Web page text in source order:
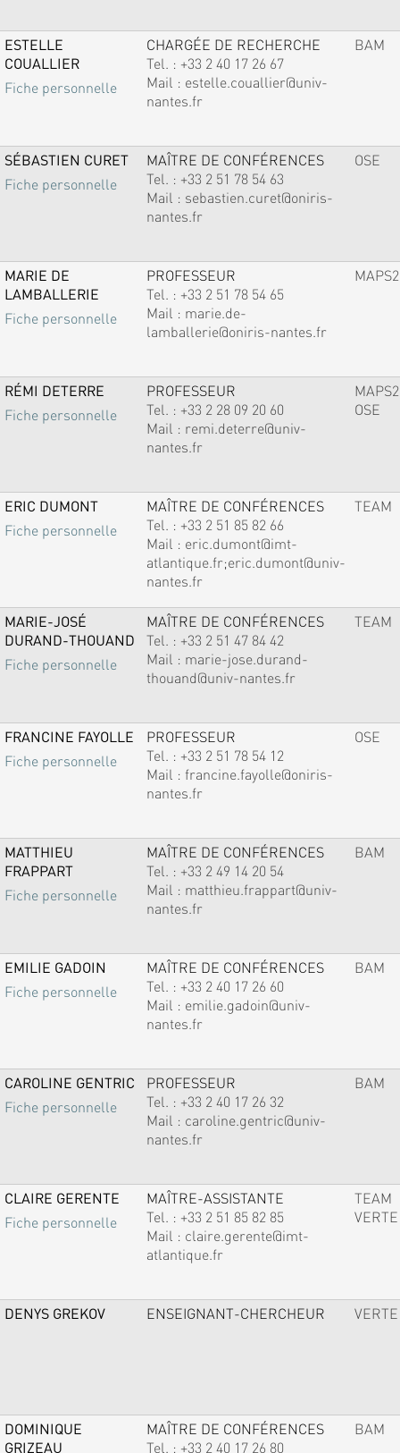
ESTELLE
COUALLIER
Fiche personnelle
CHARGÉE DE RECHERCHE
Tel. : +33 2 40 17 26 67
Mail : estelle.couallier@univ-
nantes.fr
BAM
SÉBASTIEN CURET
Fiche personnelle
MAÎTRE DE CONFÉRENCES
Tel. : +33 2 51 78 54 63
Mail : sebastien.curet@oniris-
nantes.fr
OSE
MARIE DE
LAMBALLERIE
Fiche personnelle
PROFESSEUR
Tel. : +33 2 51 78 54 65
Mail : marie.de-
lamballerie@oniris-nantes.fr
MAPS2
RÉMI DETERRE
Fiche personnelle
PROFESSEUR
Tel. : +33 2 28 09 20 60
Mail : remi.deterre@univ-
nantes.fr
MAPS2
OSE
ERIC DUMONT
Fiche personnelle
MAÎTRE DE CONFÉRENCES
Tel. : +33 2 51 85 82 66
Mail : eric.dumont@imt-
atlantique.fr;eric.dumont@univ-
nantes.fr
TEAM
MARIE-JOSÉ
DURAND-THOUAND
Fiche personnelle
MAÎTRE DE CONFÉRENCES
Tel. : +33 2 51 47 84 42
Mail : marie-jose.durand-
thouand@univ-nantes.fr
TEAM
FRANCINE FAYOLLE
Fiche personnelle
PROFESSEUR
Tel. : +33 2 51 78 54 12
Mail : francine.fayolle@oniris-
nantes.fr
OSE
MATTHIEU
FRAPPART
Fiche personnelle
MAÎTRE DE CONFÉRENCES
Tel. : +33 2 49 14 20 54
Mail : matthieu.frappart@univ-
nantes.fr
BAM
EMILIE GADOIN
Fiche personnelle
MAÎTRE DE CONFÉRENCES
Tel. : +33 2 40 17 26 60
Mail : emilie.gadoin@univ-
nantes.fr
BAM
CAROLINE GENTRIC
Fiche personnelle
PROFESSEUR
Tel. : +33 2 40 17 26 32
Mail : caroline.gentric@univ-
nantes.fr
BAM
CLAIRE GERENTE
Fiche personnelle
MAÎTRE-ASSISTANTE
Tel. : +33 2 51 85 82 85
Mail : claire.gerente@imt-
atlantique.fr
TEAM
VERTE
DENYS GREKOV ENSEIGNANT-CHERCHEUR VERTE
DOMINIQUE
GRIZEAU
MAÎTRE DE CONFÉRENCES
Tel. : +33 2 40 17 26 80
BAM